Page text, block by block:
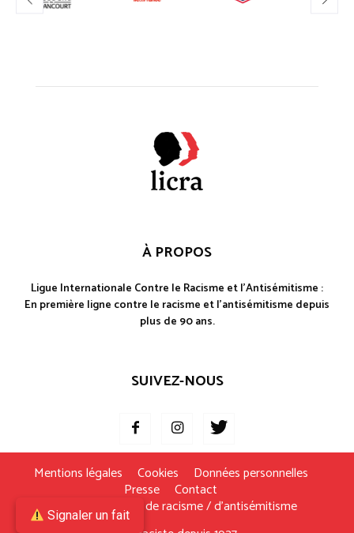
Signaler un fait
À PROPOS
Ligue Internationale Contre le Racisme et l'Antisémitisme :
En première ligne contre le racisme et l'antisémitisme depuis
plus de 90 ans.
SUIVEZ-NOUS
Mentions légales Cookies Données personnelles
Presse Contact
Je signale un fait de racisme / d’antisémitisme